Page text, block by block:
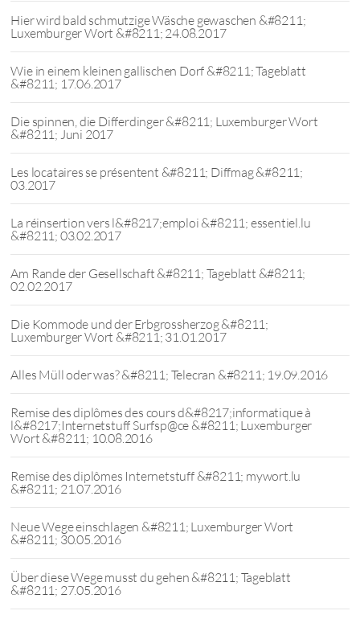
Hier wird bald schmutzige Wäsche gewaschen &#8211;
Luxemburger Wort &#8211; 24.08.2017
Wie in einem kleinen gallischen Dorf &#8211; Tageblatt
&#8211; 17.06.2017
Die spinnen, die Differdinger &#8211; Luxemburger Wort
&#8211; Juni 2017
Les locataires se présentent &#8211; Diffmag &#8211;
03.2017
La réinsertion vers l&#8217;emploi &#8211; essentiel.lu
&#8211; 03.02.2017
Am Rande der Gesellschaft &#8211; Tageblatt &#8211;
02.02.2017
Die Kommode und der Erbgrossherzog &#8211;
Luxemburger Wort &#8211; 31.01.2017
Alles Müll oder was? &#8211; Telecran &#8211; 19.09.2016
Remise des diplômes des cours d&#8217;informatique à
l&#8217;Internetstuff Surfsp@ce &#8211; Luxemburger
Wort &#8211; 10.08.2016
Remise des diplômes Internetstuff &#8211; mywort.lu
&#8211; 21.07.2016
Neue Wege einschlagen &#8211; Luxemburger Wort
&#8211; 30.05.2016
Über diese Wege musst du gehen &#8211; Tageblatt
&#8211; 27.05.2016